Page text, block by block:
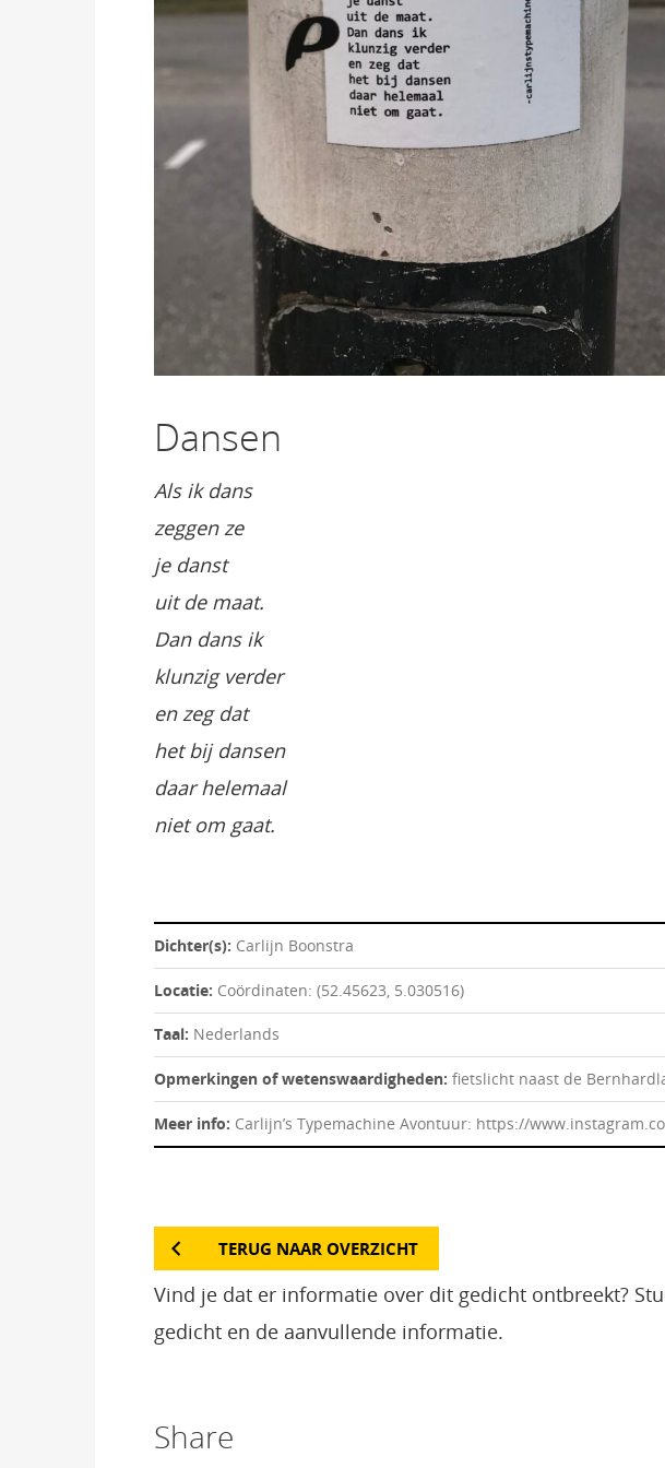
Dansen
Als ik dans
zeggen ze
je danst
uit de maat.
Dan dans ik
klunzig verder
en zeg dat
het bij dansen
daar helemaal
niet om gaat.
Dichter(s): Carlijn Boonstra
Locatie: Coördinaten: (52.45623, 5.030516)
Taal: Nederlands
Opmerkingen of wetenswaardigheden: fietslicht naast de
Meer info: Carlijn’s Typemachine Avontuur: https://
TERUG NAAR OVERZICHT
Vind je dat er informatie over dit gedicht ontbreekt?
gedicht en de aanvullende informatie.
Share